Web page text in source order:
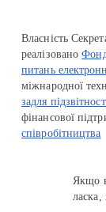
Власність
реалізовано
питань
міжнародної
задля
фінансової
співробітництва
Якщо